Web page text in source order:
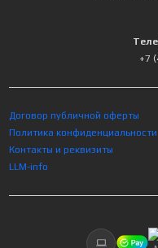
+7
Договор публичной оферты
Политика конфиденциальности
Контакты и реквизиты
LLM-info